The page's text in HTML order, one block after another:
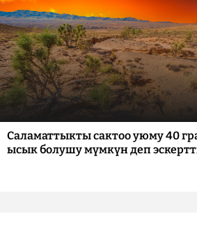
Саламаттыкты сактоо уюму 40
ысык болушу мүмкүн деп